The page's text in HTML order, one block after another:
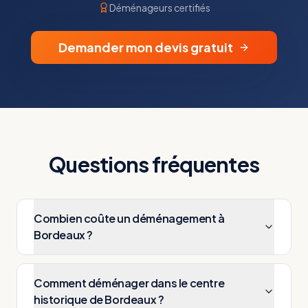
Déménageurs certifiés
Demander mon devis gratuit
Questions fréquentes
Combien coûte un déménagement à
Bordeaux ?
Comment déménager dans le centre
historique de Bordeaux ?